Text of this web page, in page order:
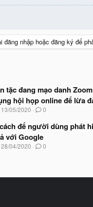
đăng nhập hoặc đăng ký để
tặc đang mạo danh
hội họp online để lừa
N
à
y
b
ắ
u
13/05/2020 0
để người dùng phát
với Google
N
b
28/04/2020 0